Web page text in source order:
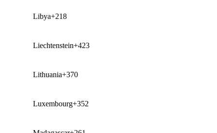
Libya+218
Liechtenstein+423
Lithuania+370
Luxembourg+352